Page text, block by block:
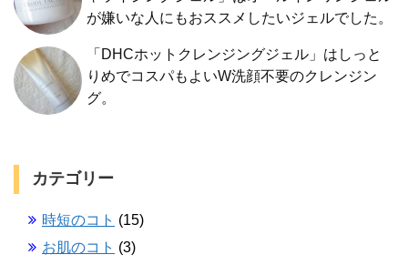
が嫌いな人にもおススメしたいジェルでした。
「DHCホットクレンジングジェル」はしっと
りめでコスパもよいW洗顔不要のクレンジン
グ。
カテゴリー
時短のコト (15)
お肌のコト (3)